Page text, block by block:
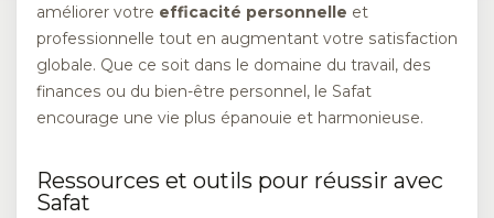
améliorer votre efficacité personnelle et
professionnelle tout en augmentant votre satisfaction
globale. Que ce soit dans le domaine du travail, des
finances ou du bien-être personnel, le Safat
encourage une vie plus épanouie et harmonieuse.
Ressources et outils pour réussir avec
Safat